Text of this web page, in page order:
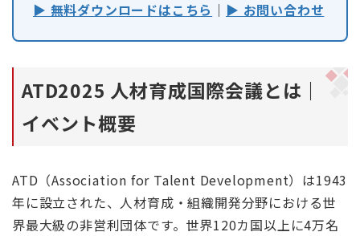
▶ 無料ダウンロードはこちら ｜ ▶ お問い合わせ
ATD2025 人材育成国際会議とは｜
イベント概要
ATD（Association for Talent Development）は1943
年に設立された、人材育成・組織開発分野における世
界最大級の非営利団体です。世界120カ国以上に4万名